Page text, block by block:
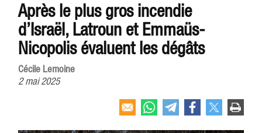
Après le plus gros incendie
d’Israël, Latroun et Emmaüs-
Nicopolis évaluent les dégâts
Cécile Lemoine
2 mai 2025